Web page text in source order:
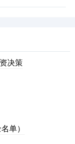
决策
单）